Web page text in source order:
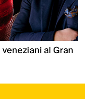
al Gran